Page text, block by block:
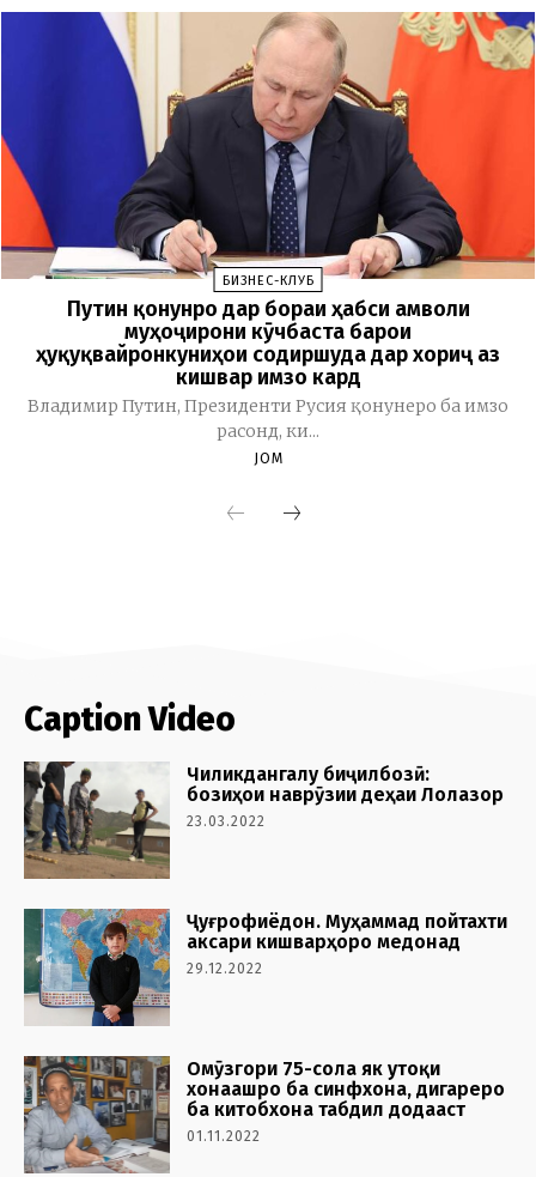
Caption Video
Чиликдангалу биҷилбозӣ:
бозиҳои наврӯзии деҳаи Лолазор
23.03.2022
Ҷуғрофиёдон. Муҳаммад пойтахти
аксари кишварҳоро медонад
29.12.2022
Омӯзгори 75-сола як утоқи
хонаашро ба синфхона, дигареро
ба китобхона табдил додааст
01.11.2022